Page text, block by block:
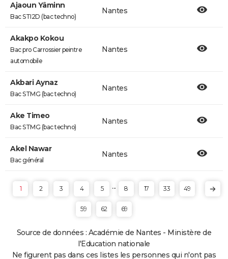
Ajaoun Yâminn
Bac STI2D (bac techno)
Nantes
Akakpo Kokou
Bac pro Carrossier peintre
automobile
Nantes
Akbari Aynaz
Bac STMG (bac techno)
Nantes
Ake Timeo
Bac STMG (bac techno)
Nantes
Akel Nawar
Bac général
Nantes
1 2 3 4 5 ... 8 17 33 49
59 62 69
Source de données : Académie de Nantes - Ministère de
l'Education nationale
Ne figurent pas dans ces listes les personnes qui n'ont pas